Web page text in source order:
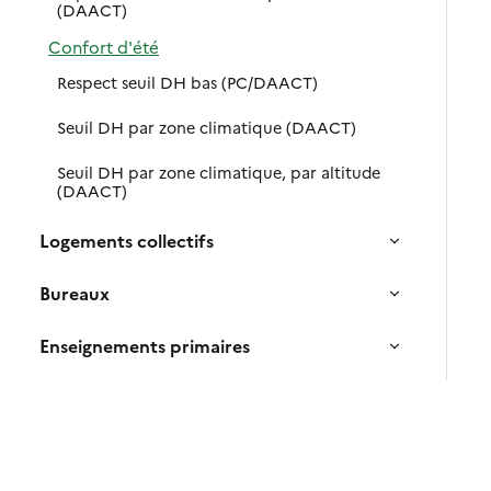
(DAACT)
Confort d'été
Respect seuil DH bas (PC/DAACT)
Seuil DH par zone climatique (DAACT)
Seuil DH par zone climatique, par altitude
(DAACT)
Logements collectifs
Bureaux
Enseignements primaires